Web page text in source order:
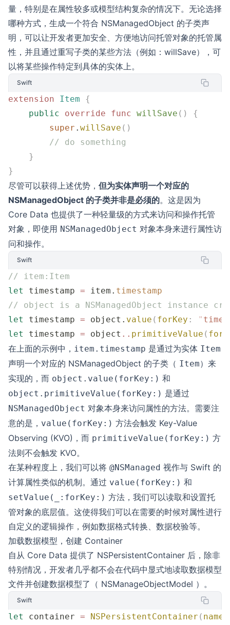
量，特别是在属性较多或模型结构复杂的情况下。无论选择
哪种方式，生成一个符合 NSManagedObject 的子类声
明，可以让开发者更加安全、方便地访问托管对象的托管属
性，并且通过重写子类的某些方法（例如：willSave），可
以将某些操作特定到具体的实体上。
Swift
extension Item {
    public
override func willSave ()
{
        super
. willSave ()
        // do something
    }
}
尽管可以获得上述优势， 但为实体声明一个对应的
NSManagedObject 的子类并非是必须的。这是因为
Core Data 也提供了一种轻量级的方式来访问和操作托管
对象，即使用 NSManagedObject 对象本身来进行属性访
问和操作。
Swift
// item:Item
let
timestamp = item. timestamp
// object is a NSManagedObject instance
let
timestamp = object. value ( forKey : "
let
timestamp = object .. primitiveValue (
在上面的示例中， item.timestamp 是通过为实体 Item
声明一个对应的 NSManagedObject 的子类（ Item）来
实现的，而 object.value(forKey:) 和
object.primitiveValue(forKey:) 是通过
NSManagedObject 对象本身来访问属性的方法。需要注
意的是， value(forKey:) 方法会触发 Key-Value
Observing (KVO)，而 primitiveValue(forKey:) 方
法则不会触发 KVO。
在某种程度上，我们可以将 @NSManaged 视作与 Swift 的
计算属性类似的机制。通过 value(forKey:) 和
setValue(_:forKey:) 方法，我们可以读取和设置托
管对象的底层值。这使得我们可以在需要的时候对属性进行
自定义的逻辑操作，例如数据格式转换、数据校验等。
加载数据模型，创建 Container
自从 Core Data 提供了 NSPersistentContainer 后，除非
特别情况，开发者几乎都不会在代码中显式地读取数据模型
文件并创建数据模型了（ NSManageObjectModel ）。
Swift
let container = NSPersistentContainer ( name